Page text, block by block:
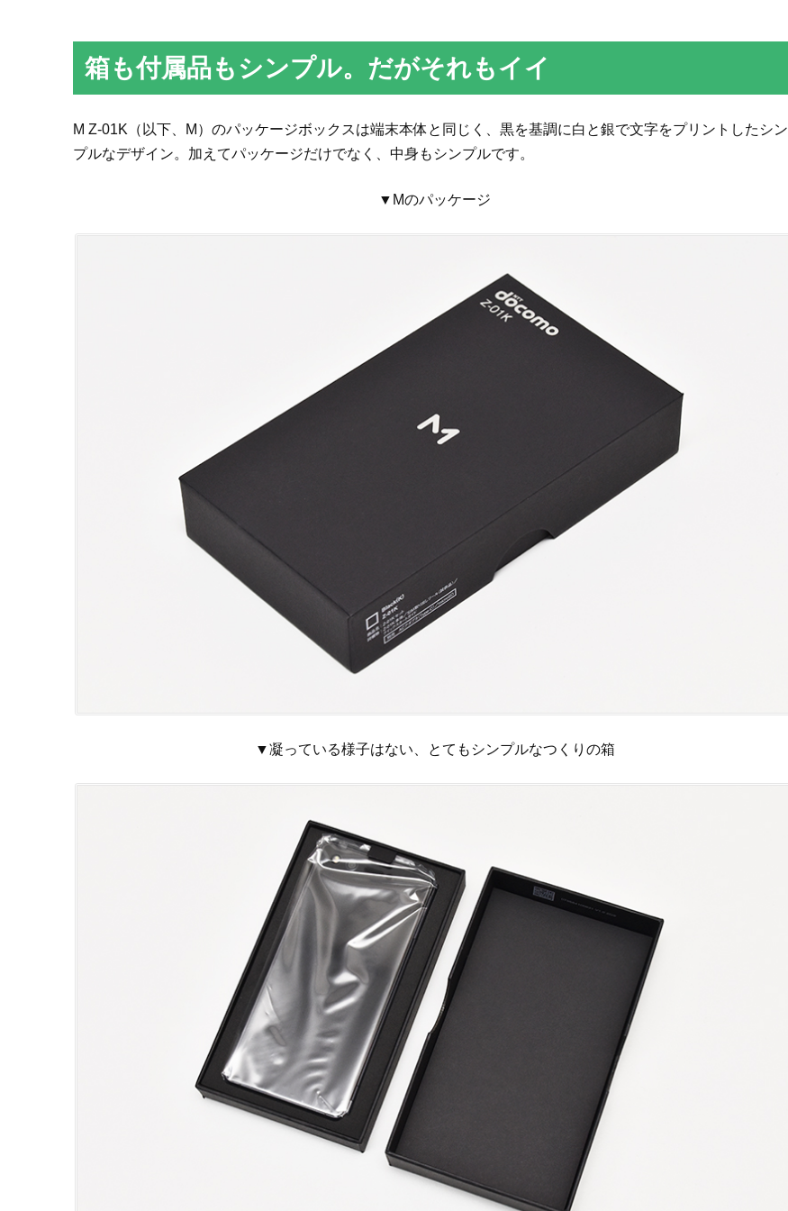
箱も付属品もシンプル。だがそれもイイ
M Z-01K（以下、M）のパッケージボックスは端末本体と同じく、黒を基調に白と銀で文字をプリントしたシン
プルなデザイン。加えてパッケージだけでなく、中身もシンプルです。
▼Mのパッケージ
▼凝っている様子はない、とてもシンプルなつくりの箱